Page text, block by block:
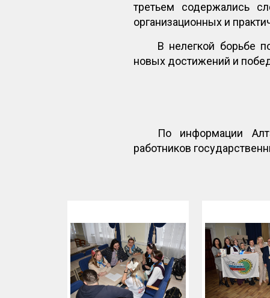
третьем содержались
организационных и
В нелегкой борьбе
новых достижений и
По информации
работников